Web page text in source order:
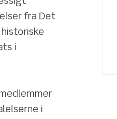
fra Det
i
i